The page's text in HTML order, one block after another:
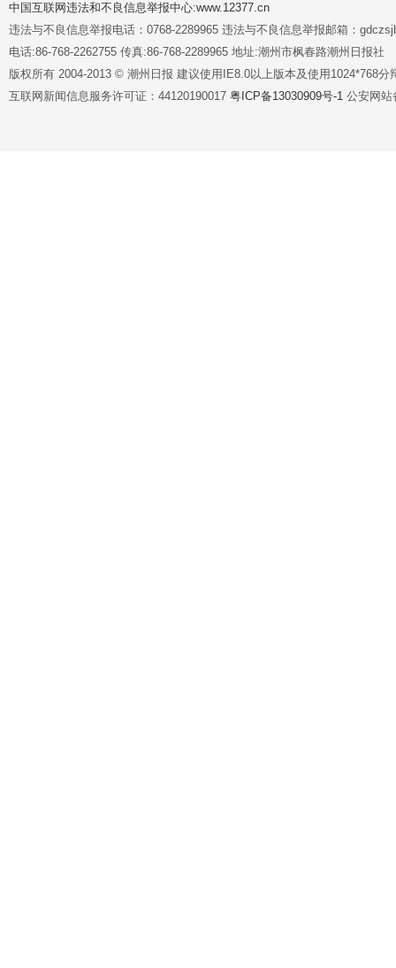
中国互联网违法和不良信息举报中心:www.12377.cn
违法与不良信息举报电话：0768-2289965 违法与不良信息举报邮箱：
电话:86-768-2262755 传真:86-768-2289965 地址:潮州市枫春路潮州日报社
版权所有 2004-2013 © 潮州日报 建议使用IE8.0以上版本及使用1024*768分
互联网新闻信息服务许可证：44120190017 粤ICP备13030909号-1 公安网站